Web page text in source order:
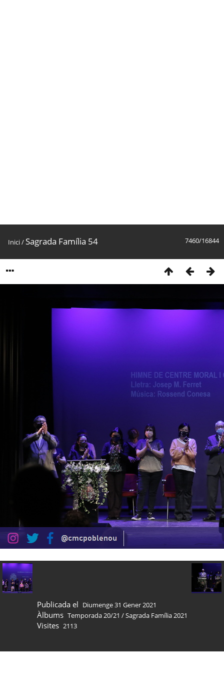
7460/16844
Inici/ Sagrada Família 54
Publicada el Diumenge 31 Gener 2021
Àlbums Temporada 20/21 /Sagrada Família 2021
Visites 2113